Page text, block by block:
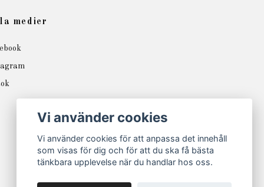
medier
Vi använder cookies
Vi använder cookies för att anpassa det innehåll
som visas för dig och för att du ska få bästa
tänkbara upplevelse när du handlar hos oss.